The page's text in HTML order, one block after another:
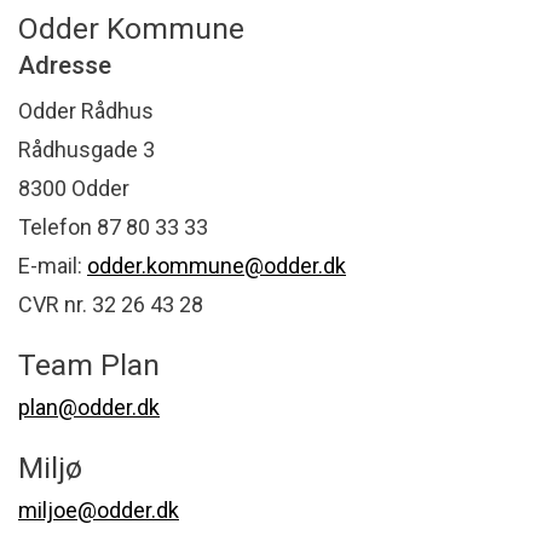
Odder Kommune
Adresse
Odder Rådhus
Rådhusgade 3
8300 Odder
Telefon 87 80 33 33
E-mail: odder.kommune@odder.dk
CVR nr. 32 26 43 28
Team Plan
plan@odder.dk
Miljø
miljoe@odder.dk